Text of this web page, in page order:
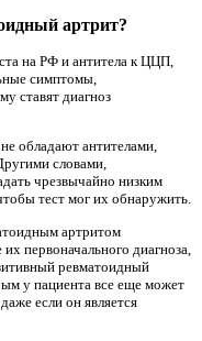
артрит?
на РФ и антитела к ЦЦП,
симптомы,
ставят диагноз
обладают антителами,
словами,
чрезвычайно низким
тест мог их обнаружить.
артритом
первоначального диагноза,
ревматоидный
у пациента все еще может
если он является